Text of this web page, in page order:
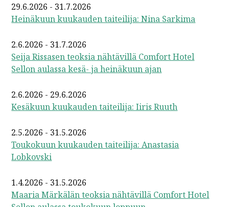
29.6.2026 - 31.7.2026
Heinäkuun kuukauden taiteilija: Nina Sarkima
2.6.2026 - 31.7.2026
Seija Rissasen teoksia nähtävillä Comfort Hotel
Sellon aulassa kesä- ja heinäkuun ajan
2.6.2026 - 29.6.2026
Kesäkuun kuukauden taiteilija: Iiris Ruuth
2.5.2026 - 31.5.2026
Toukokuun kuukauden taiteilija: Anastasia
Lobkovski
1.4.2026 - 31.5.2026
Maaria Märkälän teoksia nähtävillä Comfort Hotel